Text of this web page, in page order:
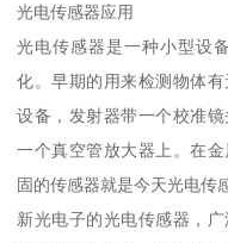
光电传感器应用
光电传感器是一种小型设
化。早期的用来检测物体
设备，发射器带一个校准
一个真空管放大器上。在
固的传感器就是今天光电传
新光电子的光电传感器，